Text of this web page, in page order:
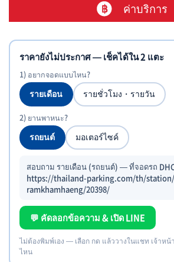
ค่าบริการ
ราคายังไม่ประกาศ — เช็คได้ใน 2 แตะ
1) อยากจอดแบบไหน?
รายเดือน รายชั่วโมง・รายวัน
2) ยานพาหนะ?
รถยนต์ มอเตอร์ไซค์
สอบถาม รายเดือน (รถยนต์) — ที่จอดรถ
https://thailand-parking.com/th/
ramkhamhaeng/20398/
💬 คัดลอกข้อความ & เปิด LINE
ไม่ต้องพิมพ์เอง — เลือก กด แล้ววางในแชท เจ้าห
ไหน